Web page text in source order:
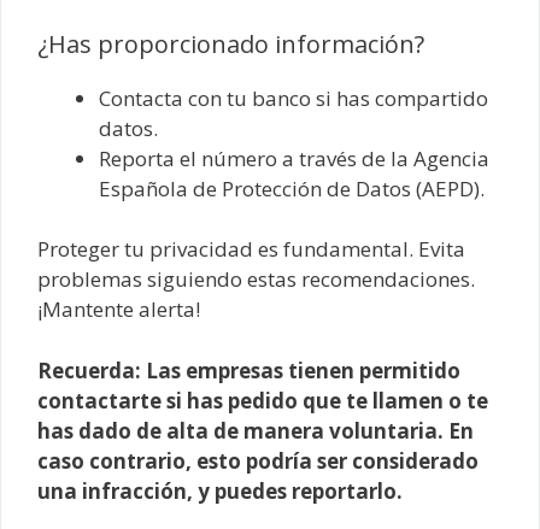
¿Has proporcionado información?
Contacta con tu banco si has compartido
datos.
Reporta el número a través de la Agencia
Española de Protección de Datos (AEPD).
Proteger tu privacidad es fundamental. Evita
problemas siguiendo estas recomendaciones.
¡Mantente alerta!
Recuerda: Las empresas tienen permitido
contactarte si has pedido que te llamen o te
has dado de alta de manera voluntaria. En
caso contrario, esto podría ser considerado
una infracción, y puedes reportarlo.